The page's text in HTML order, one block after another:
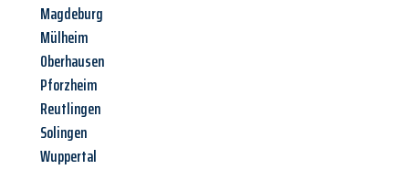
Magdeburg
Mülheim
Oberhausen
Pforzheim
Reutlingen
Solingen
Wuppertal